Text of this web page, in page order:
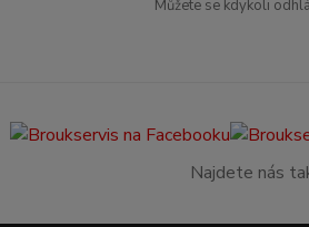
Můžete se kdykoli
Najdete nás